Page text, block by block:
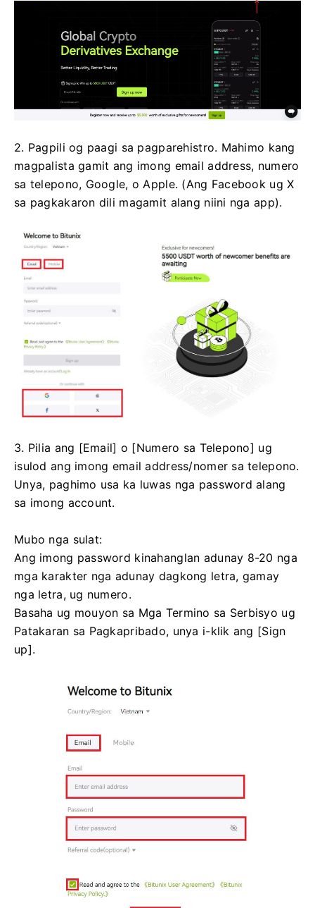
2. Pagpili og paagi sa pagparehistro. Mahimo kang
magpalista gamit ang imong email address, numero
sa telepono, Google, o Apple. (Ang Facebook ug X
sa pagkakaron dili magamit alang niini nga app).
3. Pilia ang [Email] o [Numero sa Telepono] ug
isulod ang imong email address/nomer sa telepono.
Unya, paghimo usa ka luwas nga password alang
sa imong account.
Mubo nga sulat:
Ang imong password kinahanglan adunay 8-20 nga
mga karakter nga adunay dagkong letra, gamay
nga letra, ug numero.
Basaha ug mouyon sa Mga Termino sa Serbisyo ug
Patakaran sa Pagkapribado, unya i-klik ang [Sign
up].